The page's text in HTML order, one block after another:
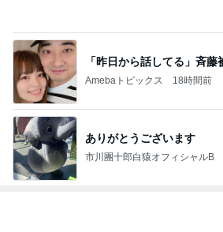
「昨日から話してる」斉
Amebaトピックス 18時間前
ありがとうございます
市川團十郎白猿オフィシャルB